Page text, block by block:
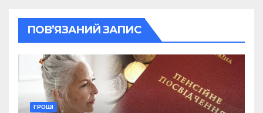
ПОВ’ЯЗАНИЙ ЗАПИС
ГРОШІ